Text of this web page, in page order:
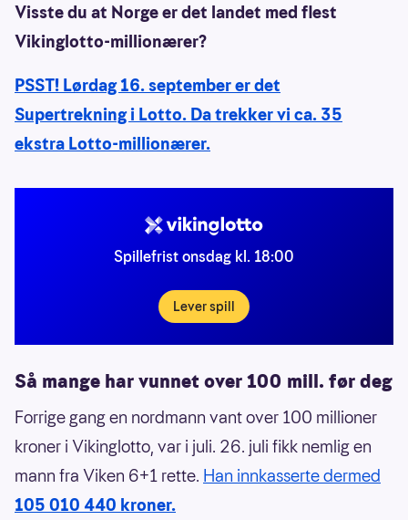
Visste du at Norge er det landet med flest
Vikinglotto-millionærer?
PSST! Lørdag 16. september er det
Supertrekning i Lotto. Da trekker vi ca. 35
ekstra Lotto-millionærer.
Spillefrist onsdag kl. 18:00
Lever spill
Så mange har vunnet over 100 mill. før deg
Forrige gang en nordmann vant over 100 millioner
kroner i Vikinglotto, var i juli. 26. juli fikk nemlig en
mann fra Viken 6+1 rette. Han innkasserte dermed
105 010 440 kroner.